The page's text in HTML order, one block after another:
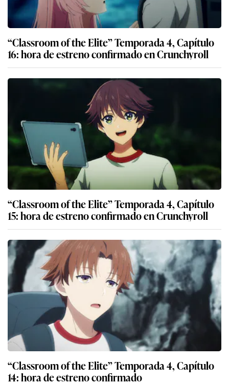
“Classroom of the Elite” Temporada 4, Capítulo
16: hora de estreno confirmado en Crunchyroll
“Classroom of the Elite” Temporada 4, Capítulo
15: hora de estreno confirmado en Crunchyroll
“Classroom of the Elite” Temporada 4, Capítulo
14: hora de estreno confirmado